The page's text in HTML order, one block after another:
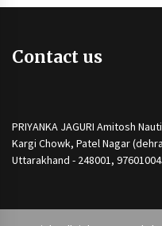
Contact us
PRIYANKA JAGURI Amitosh
Kargi Chowk, Patel Nagar
Uttarakhand - 248001,